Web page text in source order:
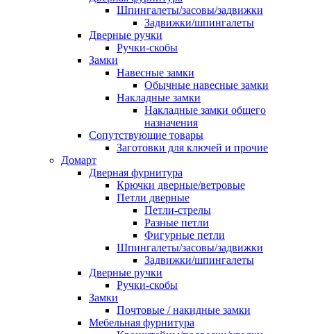
Шпингалеты/засовы/задвижки
Задвижки/шпингалеты
Дверные ручки
Ручки-скобы
Замки
Навесные замки
Обычные навесные замки
Накладные замки
Накладные замки общего
назначения
Сопутствующие товары
Заготовки для ключей и прочие
Домарт
Дверная фурнитура
Крючки дверные/ветровые
Петли дверные
Петли-стрелы
Разные петли
Фигурные петли
Шпингалеты/засовы/задвижки
Задвижки/шпингалеты
Дверные ручки
Ручки-скобы
Замки
Почтовые / накидные замки
Мебельная фурнитура